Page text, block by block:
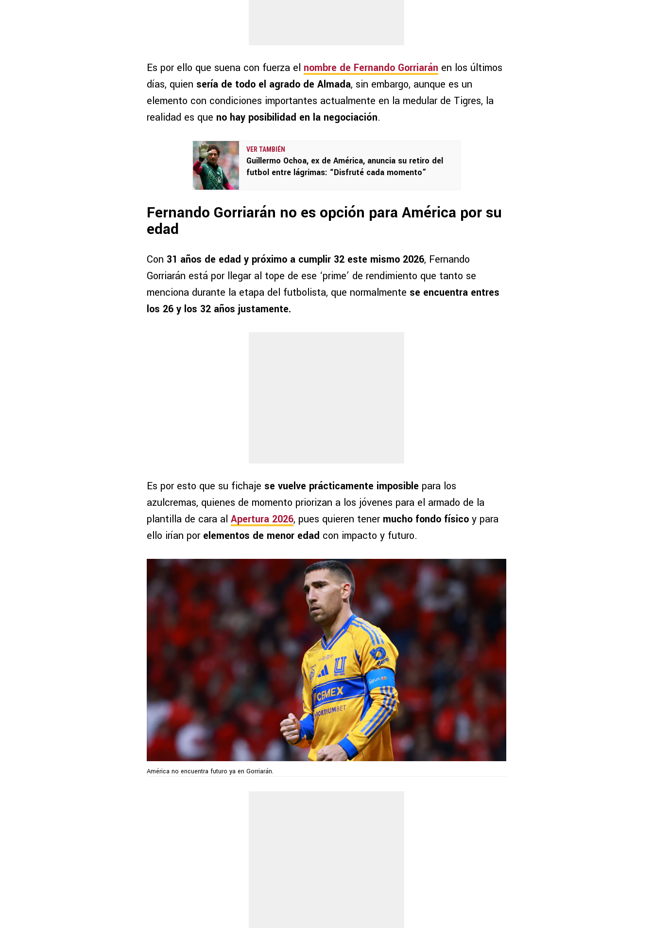
Es por ello que suena con fuerza el nombre de Fernando Gorriarán en los últimos
días, quien sería de todo el agrado de Almada, sin embargo, aunque es un
elemento con condiciones importantes actualmente en la medular de Tigres, la
realidad es que no hay posibilidad en la negociación.
VER TAMBIÉN
Guillermo Ochoa, ex de América, anuncia su retiro del
futbol entre lágrimas: “Disfruté cada momento”
Fernando Gorriarán no es opción para América por su
edad
Con 31 años de edad y próximo a cumplir 32 este mismo 2026, Fernando
Gorriarán está por llegar al tope de ese ‘prime’ de rendimiento que tanto se
menciona durante la etapa del futbolista, que normalmente se encuentra entres
los 26 y los 32 años justamente.
Es por esto que su fichaje se vuelve prácticamente imposible para los
azulcremas, quienes de momento priorizan a los jóvenes para el armado de la
plantilla de cara al Apertura 2026, pues quieren tener mucho fondo físico y para
ello irían por elementos de menor edad con impacto y futuro.
América no encuentra futuro ya en Gorriarán.